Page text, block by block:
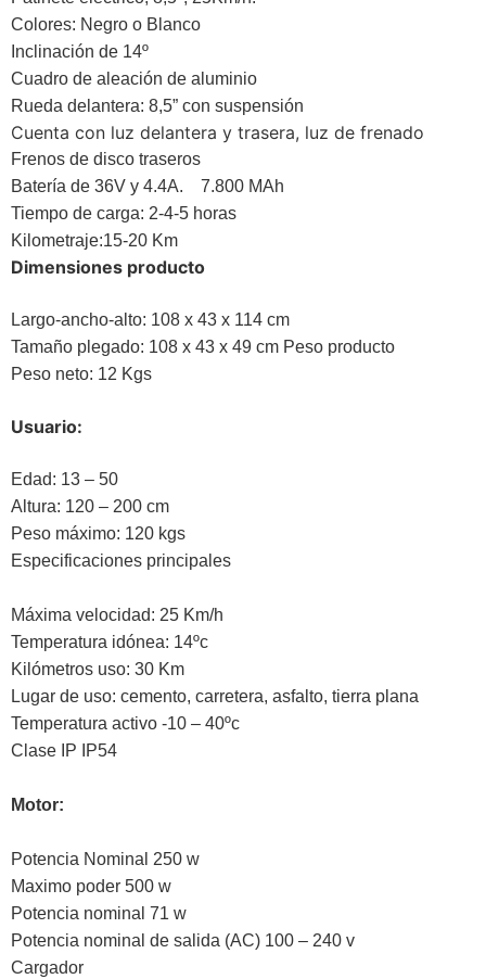
Colores: Negro o Blanco
Inclinación de 14º
Cuadro de aleación de aluminio
Rueda delantera: 8,5” con suspensión
Cuenta con luz delantera y trasera, luz de frenado
Frenos de disco traseros
Batería de 36V y 4.4A. 7.800 MAh
Tiempo de carga: 2-4-5 horas
Kilometraje:15-20 Km
Dimensiones producto
Largo-ancho-alto: 108 x 43 x 114 cm
Tamaño plegado: 108 x 43 x 49 cm Peso producto
Peso neto: 12 Kgs
Usuario:
Edad: 13 – 50
Altura: 120 – 200 cm
Peso máximo: 120 kgs
Especificaciones principales
Máxima velocidad: 25 Km/h
Temperatura idónea: 14ºc
Kilómetros uso: 30 Km
Lugar de uso: cemento, carretera, asfalto, tierra plana
Temperatura activo -10 – 40ºc
Clase IP IP54
Motor:
Potencia Nominal 250 w
Maximo poder 500 w
Potencia nominal 71 w
Potencia nominal de salida (AC) 100 – 240 v
Cargador